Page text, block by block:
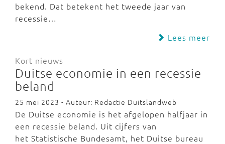
bekend. Dat betekent het tweede jaar van
recessie…
Lees meer
Kort nieuws
Duitse economie in een recessie
beland
25 mei 2023 - Auteur: Redactie Duitslandweb
De Duitse economie is het afgelopen halfjaar in
een recessie beland. Uit cijfers van
het Statistische Bundesamt, het Duitse bureau